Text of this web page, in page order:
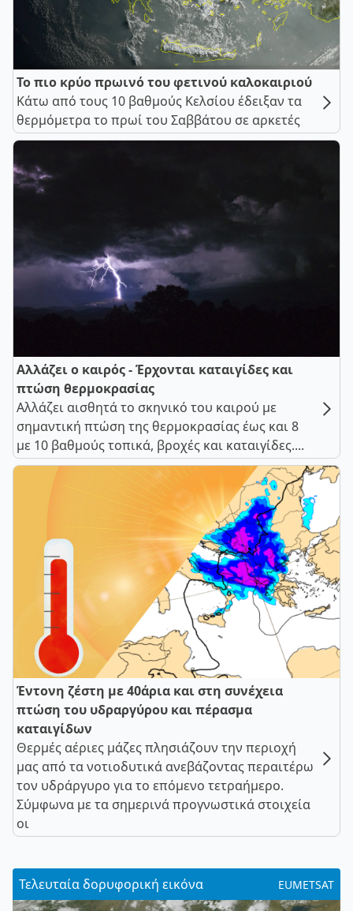
Το πιο κρύο πρωινό του φετινού καλοκαιριού
Κάτω από τους 10 βαθμούς Κελσίου έδειξαν τα
θερμόμετρα το πρωί του Σαββάτου σε αρκετές
Αλλάζει ο καιρός - Έρχονται καταιγίδες και
πτώση θερμοκρασίας
Αλλάζει αισθητά το σκηνικό του καιρού με
σημαντική πτώση της θερμοκρασίας έως και 8
με 10 βαθμούς τοπικά, βροχές και καταιγίδες....
Έντονη ζέστη με 40άρια και στη συνέχεια
πτώση του υδραργύρου και πέρασμα
καταιγίδων
Θερμές αέριες μάζες πλησιάζουν την περιοχή
μας από τα νοτιοδυτικά ανεβάζοντας περαιτέρω
τον υδράργυρο για το επόμενο τετραήμερο.
Σύμφωνα με τα σημερινά προγνωστικά στοιχεία
οι
Τελευταία δορυφορική εικόνα EUMETSAT